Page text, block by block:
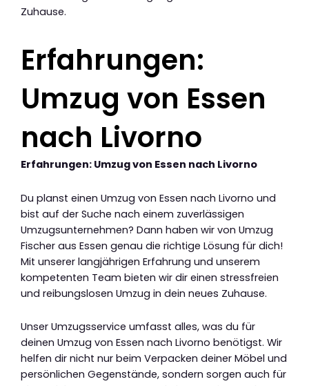
Zuhause.
Erfahrungen:
Umzug von Essen
nach Livorno
Erfahrungen: Umzug von Essen nach Livorno
Du planst einen Umzug von Essen nach Livorno und
bist auf der Suche nach einem zuverlässigen
Umzugsunternehmen? Dann haben wir von Umzug
Fischer aus Essen genau die richtige Lösung für dich!
Mit unserer langjährigen Erfahrung und unserem
kompetenten Team bieten wir dir einen stressfreien
und reibungslosen Umzug in dein neues Zuhause.
Unser Umzugsservice umfasst alles, was du für
deinen Umzug von Essen nach Livorno benötigst. Wir
helfen dir nicht nur beim Verpacken deiner Möbel und
persönlichen Gegenstände, sondern sorgen auch für